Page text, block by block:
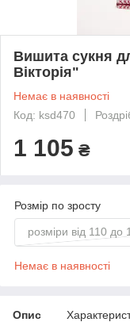
Вишита сукня
Вікторія"
Немає в наявності
Код: ksd470
1 105 ₴
Розмір по зросту
розміри від 110 до
Немає в наявності
Опис